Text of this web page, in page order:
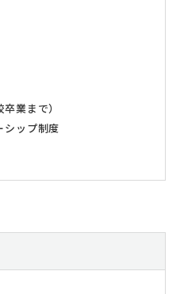
業まで）
ップ制度